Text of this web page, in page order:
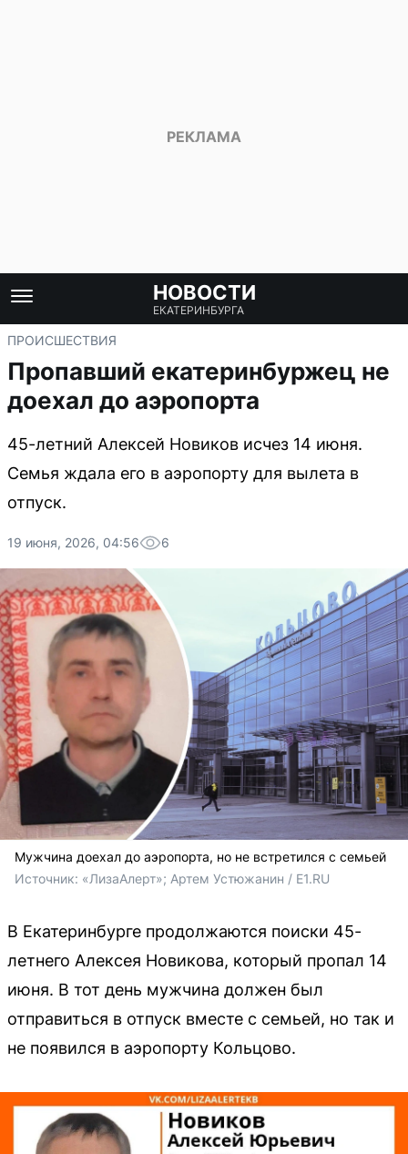
НОВОСТИ
ЕКАТЕРИНБУРГА
ПРОИСШЕСТВИЯ
Пропавший екатеринбуржец не
доехал до аэропорта
45-летний Алексей Новиков исчез 14 июня.
Семья ждала его в аэропорту для вылета в
отпуск.
19 июня, 2026, 04:56 6
Мужчина доехал до аэропорта, но не встретился с семьей
Источник: «ЛизаАлерт»; Артем Устюжанин / E1.RU
В Екатеринбурге продолжаются поиски 45-
летнего Алексея Новикова, который пропал 14
июня. В тот день мужчина должен был
отправиться в отпуск вместе с семьей, но так и
не появился в аэропорту Кольцово.